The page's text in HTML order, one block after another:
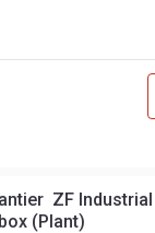
ZF Industrial
(Plant)